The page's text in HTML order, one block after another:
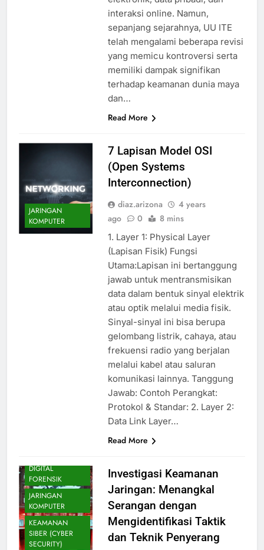
interaksi online. Namun,
sepanjang sejarahnya, UU ITE
telah mengalami beberapa revisi
yang memicu kontroversi serta
memiliki dampak signifikan
terhadap keamanan dunia maya
dan…
Read More
JARINGAN
KOMPUTER
7 Lapisan Model OSI
(Open Systems
Interconnection)
diaz.arizona
4 years
ago
0 8 mins
1. Layer 1: Physical Layer
(Lapisan Fisik) Fungsi
Utama:Lapisan ini bertanggung
jawab untuk mentransmisikan
data dalam bentuk sinyal elektrik
atau optik melalui media fisik.
Sinyal-sinyal ini bisa berupa
gelombang listrik, cahaya, atau
frekuensi radio yang berjalan
melalui kabel atau saluran
komunikasi lainnya. Tanggung
Jawab: Contoh Perangkat:
Protokol & Standar: 2. Layer 2:
Data Link Layer…
Read More
DIGITAL
FORENSIK
JARINGAN
KOMPUTER
KEAMANAN
SIBER (CYBER
SECURITY)
Investigasi Keamanan
Jaringan: Menangkal
Serangan dengan
Mengidentifikasi Taktik
dan Teknik Penyerang